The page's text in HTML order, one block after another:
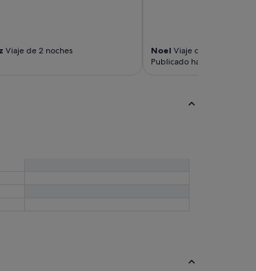
Viaje de 2 noches
Noel Viaje de 1 noche
Publicado hace 5 días